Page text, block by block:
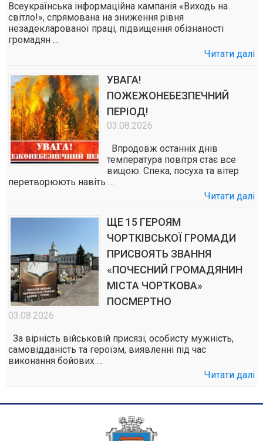
Всеукраїнська інформаційна кампанія «Виходь на
світло!», спрямована на зниження рівня
незадекларованої праці, підвищення обізнаності
громадян …
Читати далі
УВАГА!
ПОЖЕЖОНЕБЕЗПЕЧНИЙ
ПЕРІОД!
03.08.2026
Впродовж останніх днів
температура повітря стає все
вищою. Спека, посуха та вітер
перетворюють навіть …
Читати далі
ЩЕ 15 ГЕРОЯМ
ЧОРТКІВСЬКОЇ ГРОМАДИ
ПРИСВОЯТЬ ЗВАННЯ
«ПОЧЕСНИЙ ГРОМАДЯНИН
МІСТА ЧОРТКОВА»
ПОСМЕРТНО
03.08.2026
За вірність військовій присязі, особисту мужність,
самовідданість та героїзм, виявленні під час
виконання бойових …
Читати далі